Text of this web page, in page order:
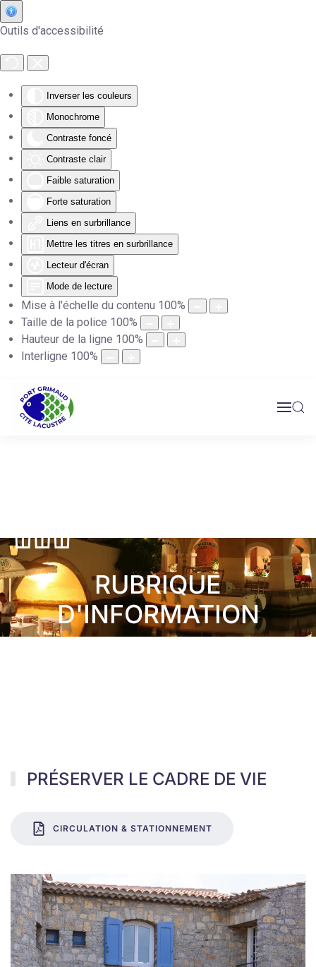
Outils d'accessibilité
Inverser les couleurs
Monochrome
Contraste foncé
Contraste clair
Faible saturation
Forte saturation
Liens en surbrillance
Mettre les titres en surbrillance
Lecteur d'écran
Mode de lecture
Mise à l'échelle du contenu 100%
Taille de la police 100%
Hauteur de la ligne 100%
Interligne 100%
RUBRIQUE
D'INFORMATION
PRÉSERVER LE CADRE DE VIE
CIRCULATION & STATIONNEMENT